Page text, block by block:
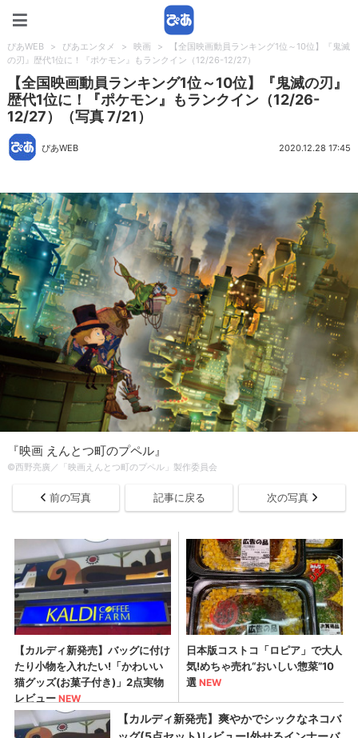
ぴあWEB > ぴあエンタメ > 映画 >
【全国映画動員ランキング1位～10位】『鬼滅
の刃』歴代1位に！『ポケモン』もランクイン（12/26-12/27）
【全国映画動員ランキング1位～10位】『鬼滅の刃』
歴代1位に！『ポケモン』もランクイン（12/26-
12/27）（写真 7/21）
ぴあWEB 2020.12.28 17:45
『映画 えんとつ町のプペル』
©西野亮廣／「映画えんとつ町のプペル」製作委員会
前の写真 記事に戻る 次の写真